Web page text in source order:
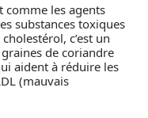
comme les agents
substances toxiques
c’est un
de coriandre
aident à réduire les
(mauvais